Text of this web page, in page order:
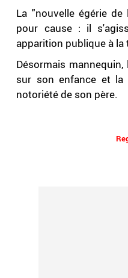
La "nouvelle égérie
pour cause : il
apparition publique à la
Désormais
sur son enfance et
notoriété de son père.